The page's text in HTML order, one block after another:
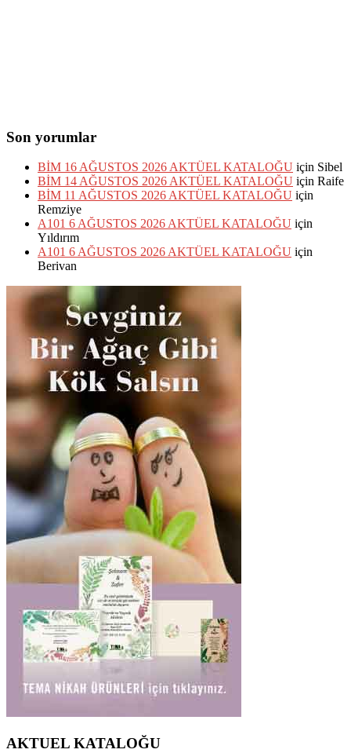
Son yorumlar
BİM 16 AĞUSTOS 2026 AKTÜEL KATALOĞU için Sibel
BİM 14 AĞUSTOS 2026 AKTÜEL KATALOĞU için Raife
BİM 11 AĞUSTOS 2026 AKTÜEL KATALOĞU için
Remziye
A101 6 AĞUSTOS 2026 AKTÜEL KATALOĞU için
Yıldırım
A101 6 AĞUSTOS 2026 AKTÜEL KATALOĞU için
Berivan
AKTUEL KATALOĞU